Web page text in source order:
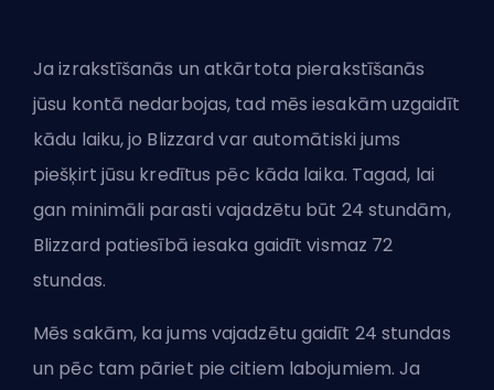
Ja izrakstīšanās un atkārtota pierakstīšanās
jūsu kontā nedarbojas, tad mēs iesakām uzgaidīt
kādu laiku, jo Blizzard var automātiski jums
piešķirt jūsu kredītus pēc kāda laika. Tagad, lai
gan minimāli parasti vajadzētu būt 24 stundām,
Blizzard patiesībā iesaka gaidīt vismaz 72
stundas.
Mēs sakām, ka jums vajadzētu gaidīt 24 stundas
un pēc tam pāriet pie citiem labojumiem. Ja